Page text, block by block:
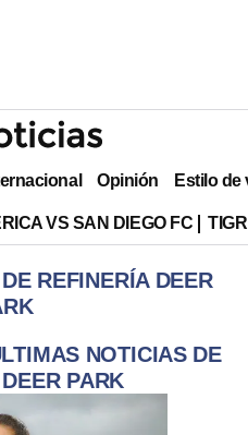
Opinión Estilo de
VS SAN DIEGO FC
REFINERÍA DEER
NOTICIAS DE
PARK